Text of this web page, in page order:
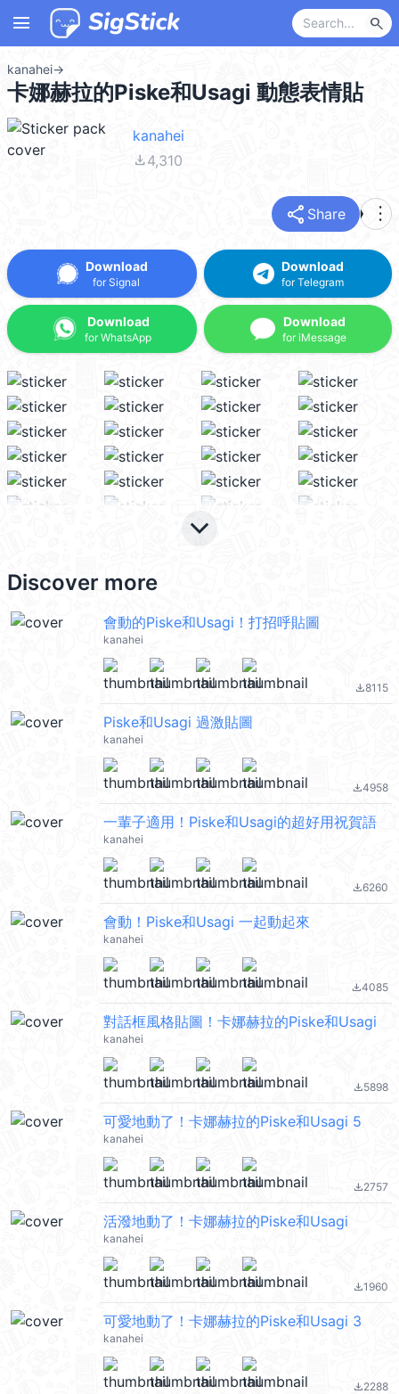
menu search
kanahei→
卡娜赫拉的Piske和Usagi 動態表情貼
kanahei
file_download4,310
share Share more_vert
Download
for Signal
Download
for WhatsApp
Download
for Telegram
Download
for iMessage
keyboard_arrow_down
Discover more
會動的Piske和Usagi！打招呼貼圖
kanahei
file_download8115
Piske和Usagi 過激貼圖
kanahei
file_download4958
一輩子適用！Piske和Usagi的超好用祝賀語
kanahei
file_download6260
會動！Piske和Usagi 一起動起來
kanahei
file_download4085
對話框風格貼圖！卡娜赫拉的Piske和Usagi
kanahei
file_download5898
可愛地動了！卡娜赫拉的Piske和Usagi 5
kanahei
file_download2757
活潑地動了！卡娜赫拉的Piske和Usagi
kanahei
file_download1960
可愛地動了！卡娜赫拉的Piske和Usagi 3
kanahei
file_download2288